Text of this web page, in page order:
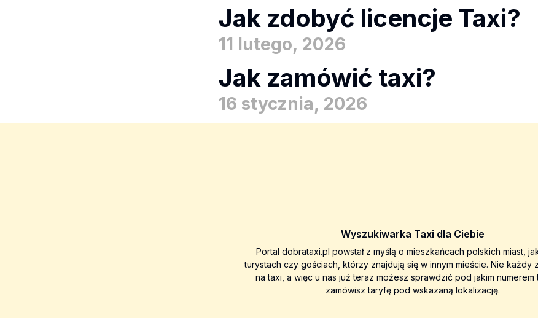
Jak zdobyć licencje Taxi?
11 lutego, 2026
Jak zamówić taxi?
16 stycznia, 2026
Wyszukiwarka Taxi dla Ciebie
Portal dobrataxi.pl powstał z myślą o mieszkańcach polskich miast,
turystach czy gościach, którzy znajdują się w innym mieście. Nie każdy
na taxi, a więc u nas już teraz możesz sprawdzić pod jakim numerem
zamówisz taryfę pod wskazaną lokalizację.